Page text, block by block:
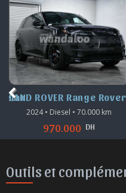
Velar
LAND ROVER Range
2024 • Diesel • 70.000 km
970.000 DH
Outils et